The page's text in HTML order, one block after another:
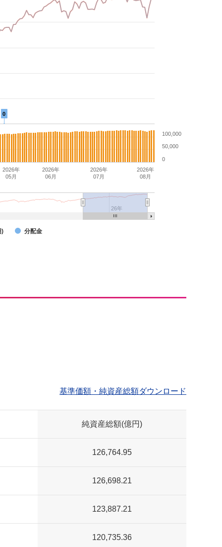
0
2026年
06月
2026年
05月
2026年
07月
2026年
08月
26年
) 分配金
0
50,000
100,000
基準価額・純資産総額ダウンロード
純資産総額(億円)
126,764.95
126,698.21
123,887.21
120,735.36